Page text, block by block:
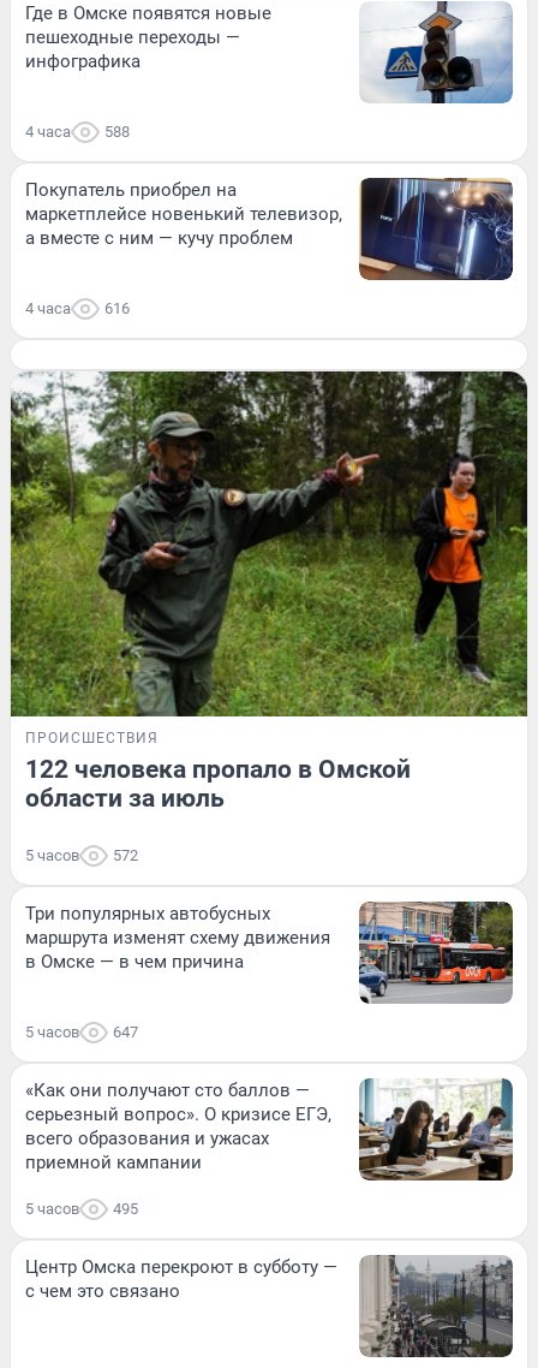
Где в Омске появятся новые
пешеходные переходы —
инфографика
4 часа 588
Покупатель приобрел на
маркетплейсе новенький телевизор,
а вместе с ним — кучу проблем
4 часа 616
ПРОИСШЕСТВИЯ
122 человека пропало в Омской
области за июль
5 часов 572
Три популярных автобусных
маршрута изменят схему движения
в Омске — в чем причина
5 часов 647
«Как они получают сто баллов —
серьезный вопрос». О кризисе ЕГЭ,
всего образования и ужасах
приемной кампании
5 часов 495
Центр Омска перекроют в субботу —
с чем это связано